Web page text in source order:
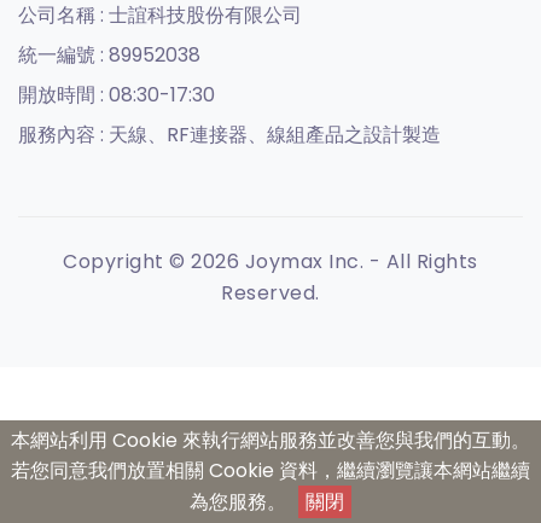
公司名稱 : 士誼科技股份有限公司
統一編號 : 89952038
開放時間 : 08:30-17:30
服務內容 : 天線、RF連接器、線組產品之設計製造
Copyright © 2026 Joymax Inc. - All Rights
Reserved.
本網站利用 Cookie 來執行網站服務並改善您與我們的互動。
若您同意我們放置相關 Cookie 資料，繼續瀏覽讓本網站繼續
為您服務。